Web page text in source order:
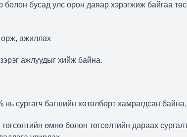
болон бусад улс орон даяар хэрэгжиж байгаа
орж, ажиллах
ажлуудыг хийж байна.
сургагч багшийн хөтөлбөрт хамрагдсан байна.
өмнө болон төгсөлтийн дараах